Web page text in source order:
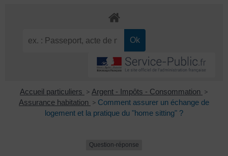
Accueil particuliers > Argent - Impôts - Consommation >
Assurance habitation > Comment assurer un échange de
logement et la pratique du "home sitting" ?
Question-réponse